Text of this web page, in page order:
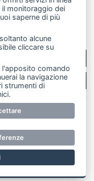
i diritti riservati.
anche
senza la
RI Lecco
sociale 10.329,14 €
monitoraggio dei
saperne di più
alcune
cliccare su
l'apposito comando
la navigazione
strumenti di